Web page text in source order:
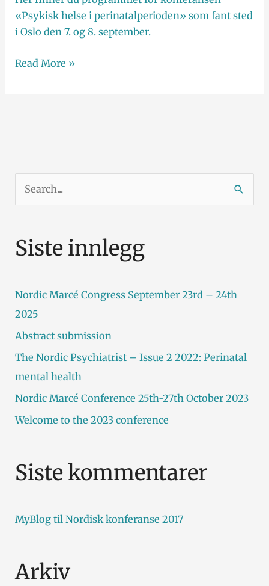
«Psykisk helse i perinatalperioden» som fant sted
i Oslo den 7. og 8. september.
Read More »
e
t
e
r
:
Siste innlegg
Nordic Marcé Congress September 23rd – 24th
2025
Abstract submission
The Nordic Psychiatrist – Issue 2 2022: Perinatal
mental health
Nordic Marcé Conference 25th-27th October 2023
Welcome to the 2023 conference
Siste kommentarer
MyBlog tilNordisk konferanse 2017
Arkiv